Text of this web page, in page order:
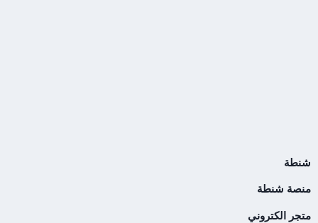
شنطة
منصة شنطة
متجر الكتروني